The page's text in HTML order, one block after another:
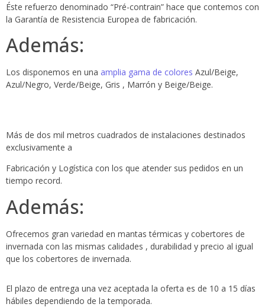
Éste refuerzo denominado “Pré-contrain” hace que contemos con
la Garantía de Resistencia Europea de fabricación.
Además:
Los disponemos en una amplia gama de colores Azul/Beige,
Azul/Negro, Verde/Beige, Gris , Marrón y Beige/Beige.
Más de dos mil metros cuadrados de instalaciones destinados
exclusivamente a
Fabricación y Logística con los que atender sus pedidos en un
tiempo record.
Además:
Ofrecemos gran variedad en mantas térmicas y cobertores de
invernada con las mismas calidades , durabilidad y precio al igual
que los cobertores de invernada.
El plazo de entrega una vez aceptada la oferta es de 10 a 15 días
hábiles dependiendo de la temporada.